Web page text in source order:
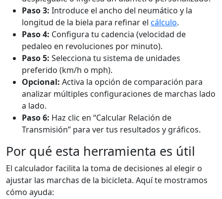
Paso 3: Introduce el ancho del neumático y la
longitud de la biela para refinar el cálculo.
Paso 4: Configura tu cadencia (velocidad de
pedaleo en revoluciones por minuto).
Paso 5: Selecciona tu sistema de unidades
preferido (km/h o mph).
Opcional: Activa la opción de comparación para
analizar múltiples configuraciones de marchas lado
a lado.
Paso 6: Haz clic en “Calcular Relación de
Transmisión” para ver tus resultados y gráficos.
Por qué esta herramienta es útil
El calculador facilita la toma de decisiones al elegir o
ajustar las marchas de la bicicleta. Aquí te mostramos
cómo ayuda: